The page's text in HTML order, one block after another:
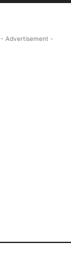
- Advertisement -